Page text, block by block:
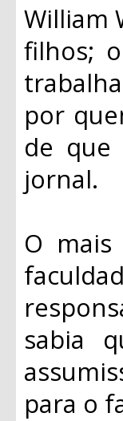
William
filhos;
por
de que
jornal.
O mais
sabia
para o